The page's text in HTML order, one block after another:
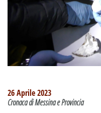
26 Aprile 2023
Cronaca di Messina e Provincia